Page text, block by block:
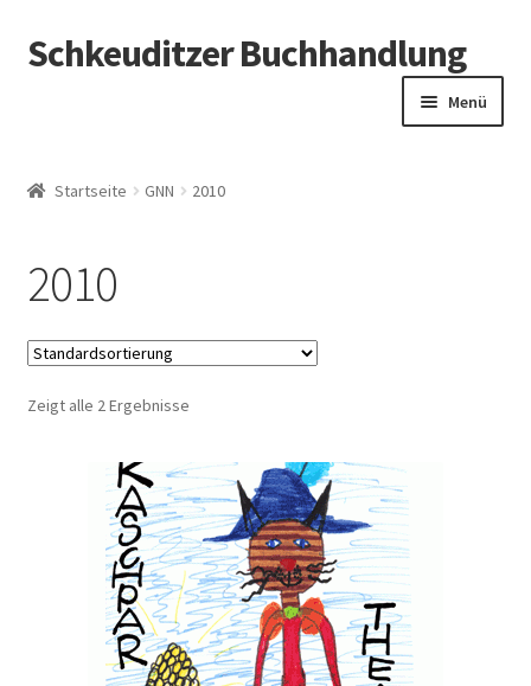
Zur
Navigation
Zum
Inhalt
Schkeuditzer Buchhandlung
Menü
Datenschutz
Startseite GNN 2010
2010
Zeigt alle 2 Ergebnisse